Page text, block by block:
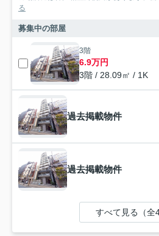
る
募集中の部屋
3階
6.9万円
3階 / 28.09㎡ / 1K
過去掲載物件
過去掲載物件
すべて見る（全4